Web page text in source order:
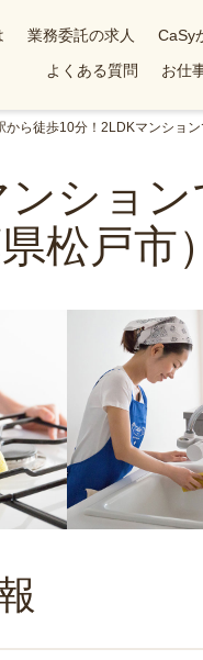
業務委託の求人 CaSy
よくある質問
お仕
から徒歩10分！2LDKマンショ
ショ
松戸市）